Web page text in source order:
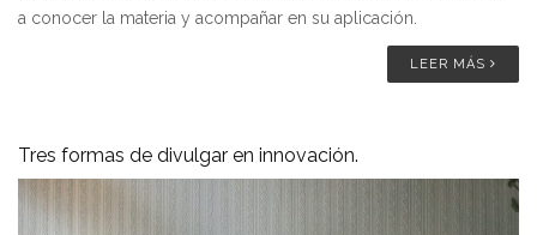
a conocer la materia y acompañar en su aplicación.
LEER MÁS
Tres formas de divulgar en innovación.